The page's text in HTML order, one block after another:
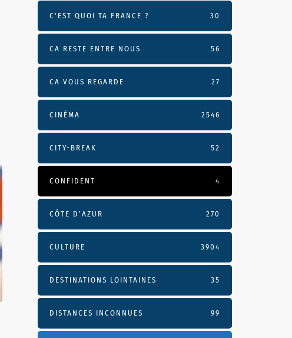
C'EST QUOI TA FRANCE ? 30
CA RESTE ENTRE NOUS 56
CA VOUS REGARDE 27
CINÉMA 2546
CITY-BREAK 52
CONFIDENT 4
CÔTE D’AZUR 270
CULTURE 3904
DESTINATIONS LOINTAINES 35
DISTANCES INCONNUES 99